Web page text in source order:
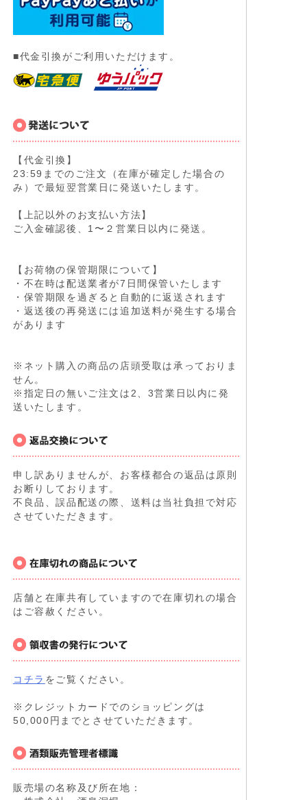
■代金引換がご利用いただけます。
【代金引換】
23:59までのご注文（在庫が確定した場合の
み）で最短翌営業日に発送いたします。
【上記以外のお支払い方法】
ご入金確認後、1〜２営業日以内に発送。
【お荷物の保管期限について】
・不在時は配送業者が7日間保管いたします
・保管期限を過ぎると自動的に返送されます
・返送後の再発送には追加送料が発生する場合
があります
※ネット購入の商品の店頭受取は承っておりま
せん。
※指定日の無いご注文は2、3営業日以内に発
送いたします。
申し訳ありませんが、お客様都合の返品は原則
お断りしております。
不良品、誤品配送の際、送料は当社負担で対応
させていただきます。
店舗と在庫共有していますので在庫切れの場合
はご容赦ください。
コチラ をご覧ください。
※クレジットカードでのショッピングは
50,000円までとさせていただきます。
販売場の名称及び所在地：